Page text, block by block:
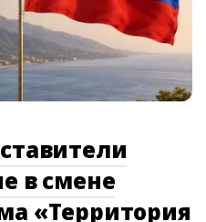
в смене
«Территория